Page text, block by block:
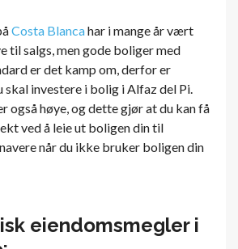
Costa Blancahar i mange år vært
til salgs, men gode boliger med
er det kamp om, derfor er
skal investere i bolig i Alfaz del Pi.
også høye, og dette gjør at du kan få
ved å leie ut boligen din til
når du ikke bruker boligen din
eiendomsmegler i